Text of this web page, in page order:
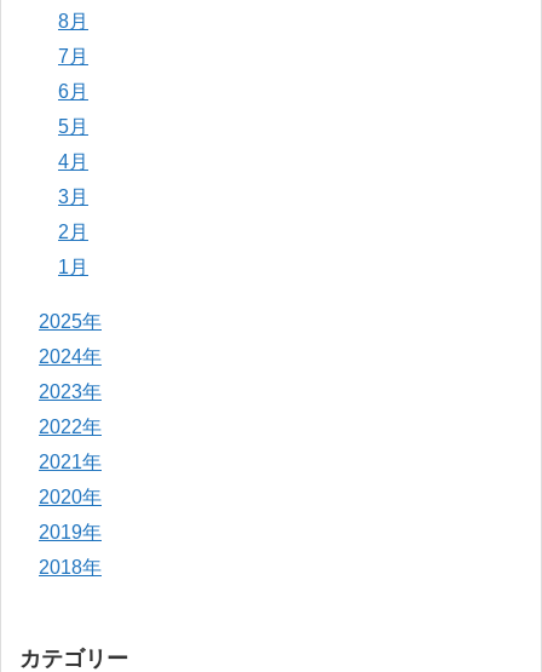
8月
7月
6月
5月
4月
3月
2月
1月
2025年
2024年
2023年
2022年
2021年
2020年
2019年
2018年
カテゴリー